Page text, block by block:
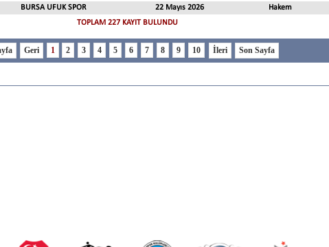
BURSA UFUK SPOR 22 Mayıs 2026 Hakem
TOPLAM 227 KAYIT BULUNDU
1 2 3 4 5 6 7 8 9 10